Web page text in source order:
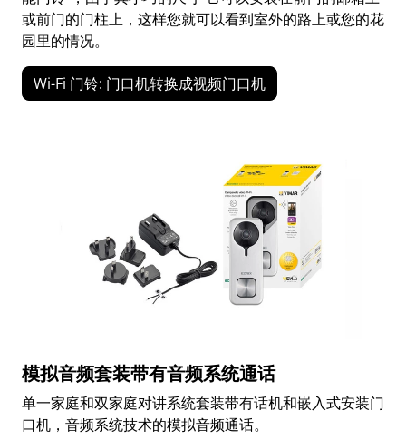
或前门的门柱上，这样您就可以看到室外的路上或您的花
园里的情况。
Wi-Fi 门铃: 门口机转换成视频门口机
模拟音频套装带有音频系统通话
单一家庭和双家庭对讲系统套装带有话机和嵌入式安装门
口机，音频系统技术的模拟音频通话。